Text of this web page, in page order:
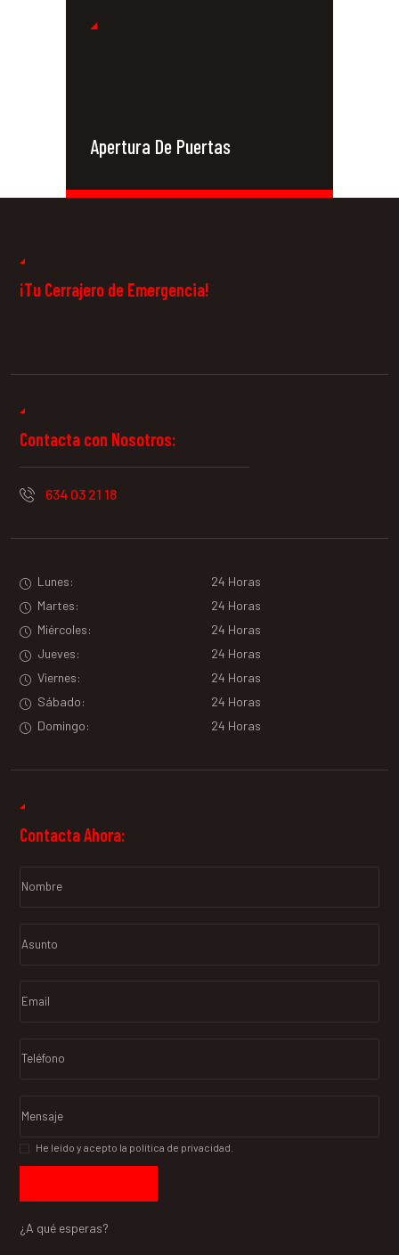
Apertura De Puertas
¡Tu Cerrajero de Emergencia!
Contacta con Nosotros:
634 03 21 18
Lunes:
24 Horas
Martes:
24 Horas
Miércoles:
24 Horas
Jueves:
24 Horas
Viernes:
24 Horas
Sábado:
24 Horas
Domingo:
24 Horas
Contacta Ahora:
He leído y acepto la política de privacidad.
¿A qué esperas?